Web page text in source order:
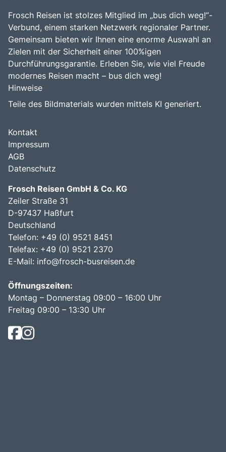
Frosch Reisen ist stolzes Mitglied im „bus dich weg!“-
Verbund, einem starken Netzwerk regionaler Partner.
Gemeinsam bieten wir Ihnen eine enorme Auswahl an
Zielen mit der Sicherheit einer 100%igen
Durchführungsgarantie. Erleben Sie, wie viel Freude
modernes Reisen macht – bus dich weg!
Hinweise
Teile des Bildmaterials wurden mittels KI generiert.
Kontakt
Impressum
AGB
Datenschutz
Frosch Reisen GmbH & Co. KG
Zeiler Straße 31
D-97437 Haßfurt
Deutschland
Telefon: +49 (0) 9521 8451
Telefax: +49 (0) 9521 2370
E-Mail: info@frosch-busreisen.de
Öffnungszeiten:
Montag – Donnerstag 09:00 – 16:00 Uhr
Freitag 09:00 – 13:30 Uhr